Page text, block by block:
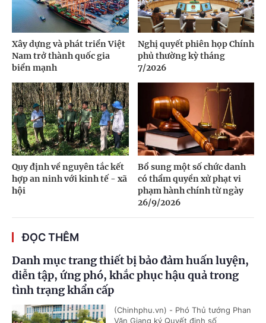
Xây dựng và phát triển Việt
Nam trở thành quốc gia
biển mạnh
Nghị quyết phiên họp Chính
phủ thường kỳ tháng
7/2026
Quy định về nguyên tắc kết
hợp an ninh với kinh tế - xã
hội
Bổ sung một số chức danh
có thẩm quyền xử phạt vi
phạm hành chính từ ngày
26/9/2026
ĐỌC THÊM
Danh mục trang thiết bị bảo đảm huấn luyện,
diễn tập, ứng phó, khắc phục hậu quả trong
tình trạng khẩn cấp
(Chinhphu.vn) - Phó Thủ tướng Phan
Văn Giang ký Quyết định số